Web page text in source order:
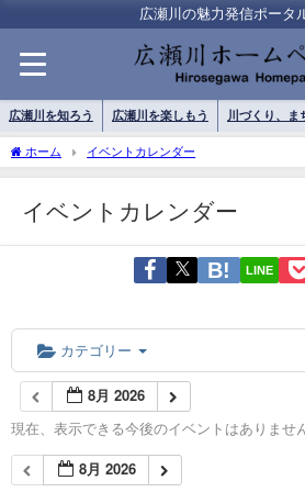
広瀬川の魅力発信ポータ
広瀬川を知ろう 広瀬川を楽しもう 川づくり、ま
ホーム イベントカレンダー
イベントカレンダー
LINE
カテゴリー
8月 2026
現在、表示できる今後のイベントはありません
8月 2026